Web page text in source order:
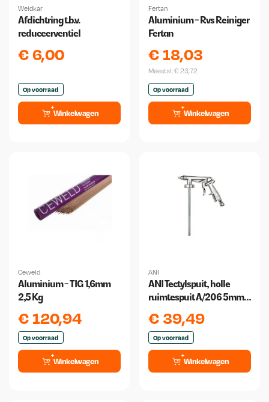
Weldkar
Afdichtring t.b.v.
reduceerventiel
€6,00
Op voorraad
Winkelwagen
Fertan
Aluminium - Rvs Reiniger
Fertan
€18,03
Meestal:€ 23,72
Op voorraad
Winkelwagen
Ceweld
Aluminium - TIG 1,6mm
2,5 Kg
€120,94
Op voorraad
Winkelwagen
ANI
ANI Tectylspuit, holle
ruimtespuit A/206 5mm
500mm
€ 39,49
Op voorraad
Winkelwagen